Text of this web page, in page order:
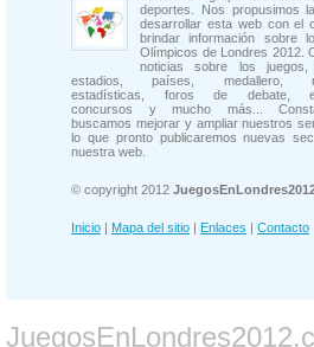
deportes. Nos propusimos
desarrollar esta web con el
brindar información sobre
Olímpicos de Londres 2012.
noticias sobre los juegos,
estadios, países, medallero,
estadísticas, foros de debate,
concursos y mucho más...
buscamos mejorar y ampliar nuestros
lo que pronto publicaremos nuevas
nuestra web.
© copyright 2012
Inicio | Mapa del sitio | Enlaces | Contacto